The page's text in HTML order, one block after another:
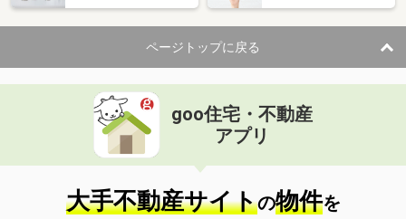
ページトップに戻る
goo住宅・不動産
アプリ
大手不動産サイトの物件を